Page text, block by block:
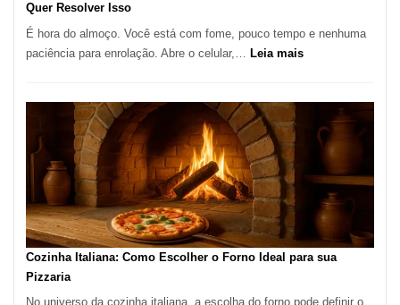
Quer Resolver Isso
É hora do almoço. Você está com fome, pouco tempo e nenhuma
paciência para enrolação. Abre o celular,… Leia mais:
Encontrar
um
Lugar
Comer?
Este
Portal
Cozinha Italiana: Como Escolher o Forno Ideal para sua
Pizzaria
No universo da cozinha italiana, a escolha do forno pode definir o